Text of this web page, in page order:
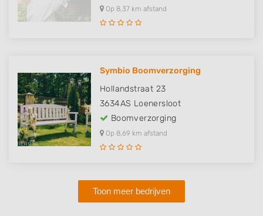
Op 8,37 km afstand
Symbio Boomverzorging
Hollandstraat 23
3634AS Loenersloot
Boomverzorging
Op 8,69 km afstand
Toon meer bedrijven